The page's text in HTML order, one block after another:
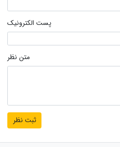
پست الکترونیک
متن نظر